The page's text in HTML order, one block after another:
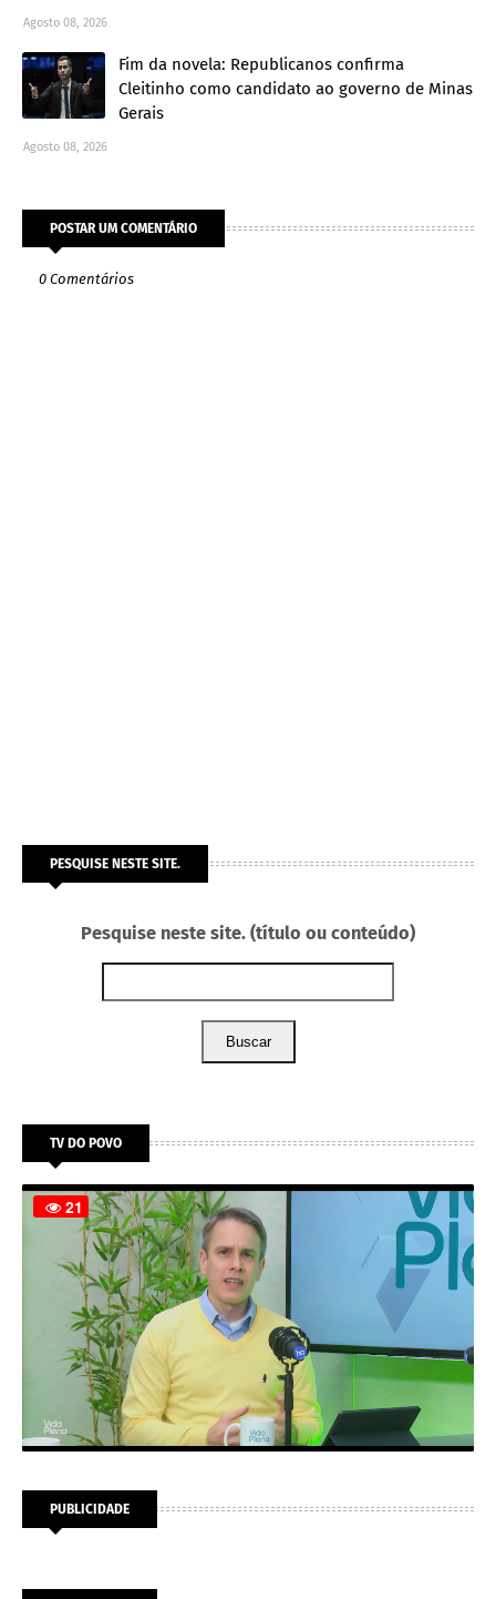
Agosto 08, 2026
Fim da novela: Republicanos confirma
Cleitinho como candidato ao governo de Minas
Gerais
Agosto 08, 2026
POSTAR UM COMENTÁRIO
0 Comentários
PESQUISE NESTE SITE.
Pesquise neste site. (título ou conteúdo)
Buscar
TV DO POVO
PUBLICIDADE